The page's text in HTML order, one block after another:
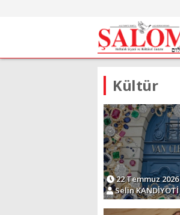
Kültür
22 Temmuz 2026
Selin KANDİYOTİ